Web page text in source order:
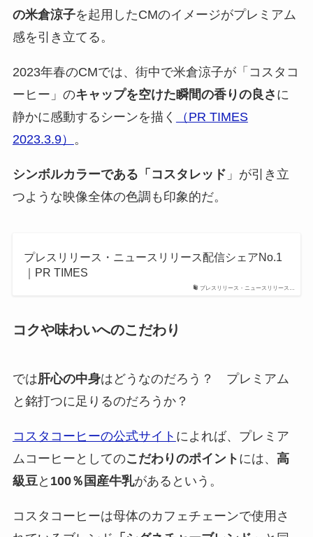
の米倉涼子を起用したCMのイメージがプレミアム
感を引き立てる。
2023年春のCMでは、街中で米倉涼子が「コスタコ
ーヒー」のキャップを空けた瞬間の香りの良さ に
静かに感動するシーンを描く
（PR TIMES
2023.3.9） 。
シンボルカラーである「コスタレッド 」が引き立
つような映像全体の色調も印象的だ。
プレスリリース・ニュースリリース…
プレスリリース・ニュースリリース配信シェアNo.1
｜PR TIMES
コクや味わいへのこだわり
では肝心の中身はどうなのだろう？ プレミアム
と銘打つに足りるのだろうか？
コスタコーヒーの公式サイト によれば、プレミア
ムコーヒーとしてのこだわりのポイント には、 高
級豆と 100％国産牛乳があるという。
コスタコーヒーは母体のカフェチェーンで使用さ